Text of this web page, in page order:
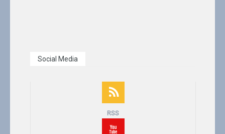
Social Media
RSS